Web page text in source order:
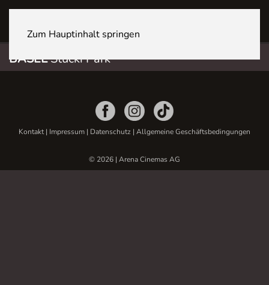
Zum Hauptinhalt springen
BASELStücki Park
Kontakt| Impressum | Datenschutz | Allgemeine Geschäftsbedingungen
© 2026 | Arena Cinemas AG